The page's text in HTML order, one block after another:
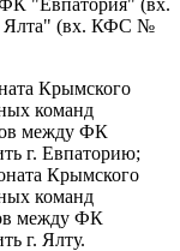
Ялта" (вх. КФС №
Крымского
команд
между ФК
г. Евпаторию;
Крымского
команд
между ФК
г. Ялту.